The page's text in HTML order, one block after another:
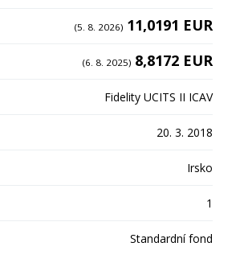
(5. 8. 2026) 11,0191 EUR
(6. 8. 2025) 8,8172 EUR
Fidelity UCITS II ICAV
20. 3. 2018
Irsko
1
Standardní fond